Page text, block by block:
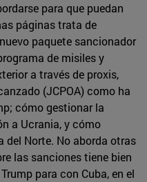
para que puedan
páginas trata de
paquete sancionador
de misiles y
a través de proxis,
(JCPOA) como ha
cómo gestionar la
a Ucrania, y cómo
Norte. No aborda otras
las sanciones tiene bien
para con Cuba, en el